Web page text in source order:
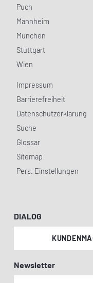
Puch
Mannheim
München
Stuttgart
Wien
Impressum
Barrierefreiheit
Datenschutzerklärung
Suche
Glossar
Sitemap
Pers. Einstellungen
DIALOG
Newsletter